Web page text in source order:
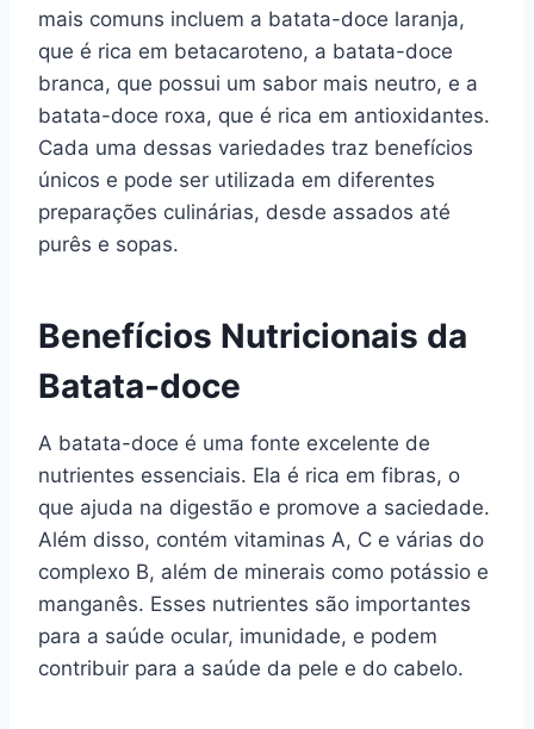
mais comuns incluem a batata-doce laranja,
que é rica em betacaroteno, a batata-doce
branca, que possui um sabor mais neutro, e a
batata-doce roxa, que é rica em antioxidantes.
Cada uma dessas variedades traz benefícios
únicos e pode ser utilizada em diferentes
preparações culinárias, desde assados até
purês e sopas.
Benefícios Nutricionais da
Batata-doce
A batata-doce é uma fonte excelente de
nutrientes essenciais. Ela é rica em fibras, o
que ajuda na digestão e promove a saciedade.
Além disso, contém vitaminas A, C e várias do
complexo B, além de minerais como potássio e
manganês. Esses nutrientes são importantes
para a saúde ocular, imunidade, e podem
contribuir para a saúde da pele e do cabelo.